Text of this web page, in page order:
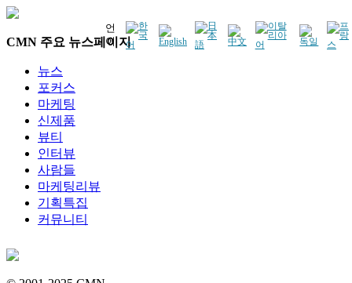
언
어
CMN 주요 뉴스페이지
뉴스
포커스
마케팅
신제품
뷰티
인터뷰
사람들
마케팅리뷰
기획특집
커뮤니티